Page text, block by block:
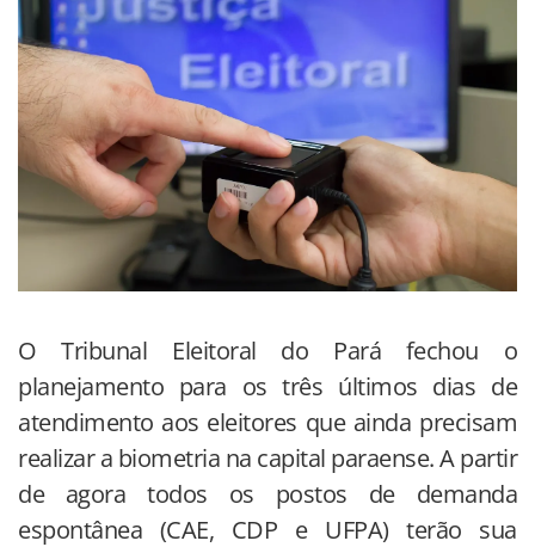
O Tribunal Eleitoral do Pará fechou o
planejamento para os três últimos dias de
atendimento aos eleitores que ainda precisam
realizar a biometria na capital paraense. A partir
de agora todos os postos de demanda
espontânea (CAE, CDP e UFPA) terão sua